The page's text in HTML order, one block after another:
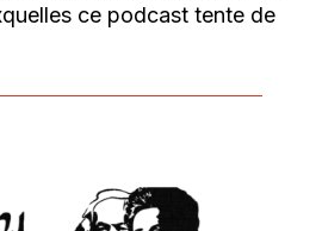
ce podcast tente de